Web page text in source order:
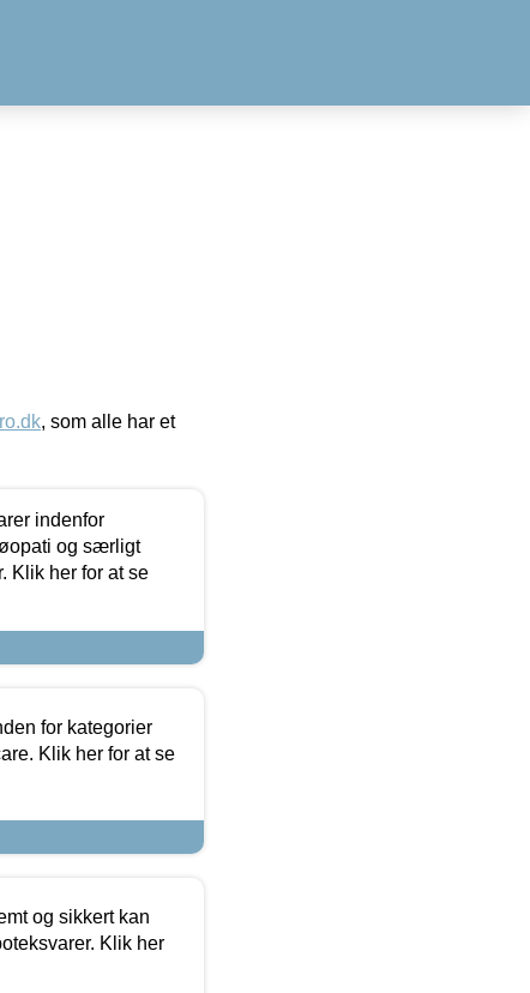
, som alle har et
indenfor
og særligt
Klik her for at se
for kategorier
Klik her for at se
og sikkert kan
Klik her